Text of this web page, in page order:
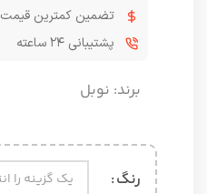
تضمین کمترین قیمت
پشتیبانی ۲۴ ساعته
برند: نوبل
رنگ